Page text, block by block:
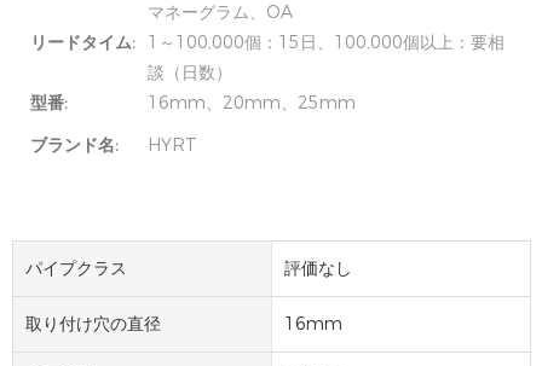
マネーグラム、OA
リードタイム:
1～100,000個：15日、100,000個以上：要相
談（日数）
型番:
16mm、20mm、25mm
ブランド名:
HYRT
パイプクラス 評価なし
取り付け穴の直径 16mm